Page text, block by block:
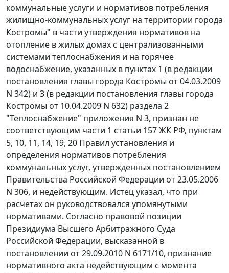
коммунальные услуги и нормативов потребления
жилищно-коммунальных услуг на территории города
Костромы" в части утверждения нормативов на
отопление в жилых домах с централизованными
системами теплоснабжения и на горячее
водоснабжение, указанных в пунктах 1 (в редакции
постановления главы города Костромы от 04.03.2009
N 342) и 3 (в редакции постановления главы города
Костромы от 10.04.2009 N 632) раздела 2
"Теплоснабжение" приложения N 3, признан не
соответствующим части 1 статьи 157ЖК РФ, пунктам
5, 10, 11, 14, 19, 20 Правил установления и
определения нормативов потребления
коммунальных услуг, утвержденных постановлением
Правительства Российской Федерации от 23.05.2006
N 306, и недействующим. Истец указал, что при
расчетах он руководствовался упомянутыми
нормативами. Согласно правовой позиции
Президиума Высшего Арбитражного Суда
Российской Федерации, высказанной в
постановлении от 29.09.2010 N 6171/10, признание
нормативного акта недействующим с момента